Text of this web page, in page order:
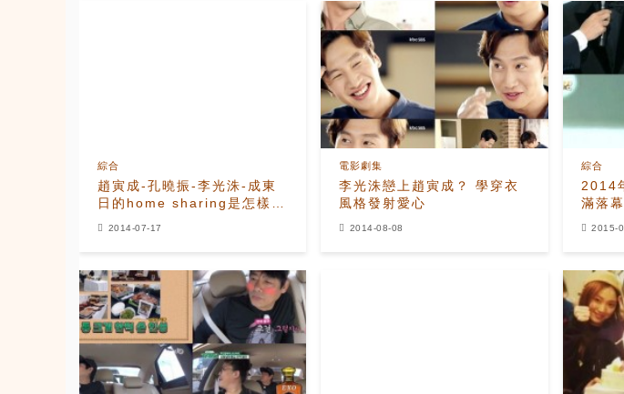
趙寅成-孔曉振-李光洙-成東
日的home sharing是怎樣
綜合
2014-07-17
李光洙戀上趙寅成？ 學穿衣
風格發射愛心
電影劇集
2014-08-08
2014
滿落
綜合
2015-